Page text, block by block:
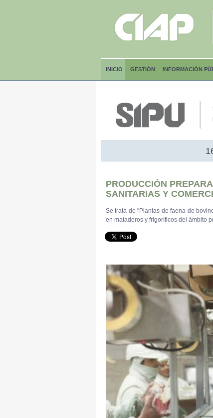
INICIO GESTIÓN INFORMACIÓN
PRODUCCIÓN
SANITARIAS Y
Se trata de "Plantas de faena de
en mataderos y frigoríficos del ámbito